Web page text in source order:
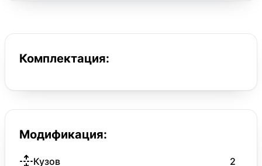
Комплектация:
Модификация:
Кузов 2